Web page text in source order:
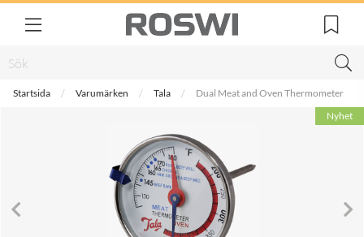
Startsida Varumärken Tala
Dual Meat and Oven Thermometer
Nyhet